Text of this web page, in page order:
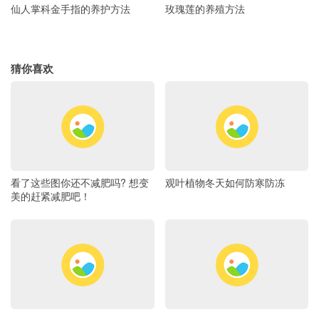
仙人掌科金手指的养护方法 玫瑰莲的养殖方法
猜你喜欢
看了这些图你还不减肥吗? 想变
美的赶紧减肥吧！
观叶植物冬天如何防寒防冻